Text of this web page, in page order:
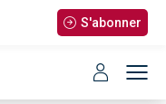
S'abonner